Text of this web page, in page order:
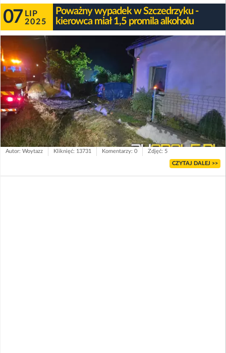
07 LIP
2025
Poważny wypadek w Szczedrzyku -
kierowca miał 1,5 promila alkoholu
Autor: Woytazz Kliknięć: 13731 Komentarzy: 0 Zdjęć: 5
CZYTAJ DALEJ >>